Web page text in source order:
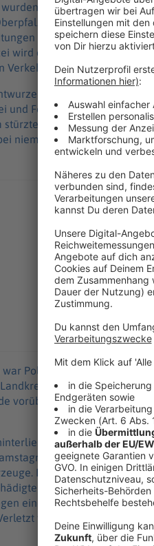
durch das Unwetter
abgeknickt, wie ein
hingen dadurch tiefer
wird der Schaden bereits
Verkehrsbehinderungen
Unwetter Bäume,
und Feuerwehr rückten zu
in Weihenzell
niemand, der Schaden
Polizeiangaben zufolge
Bamberg bei
vorübergehend komplett
die Unwetter
im Osten
Der Schaden wurde
ein umgefallener
einer beschädigten
wurde nach bisherigen